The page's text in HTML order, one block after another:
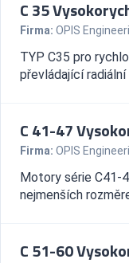
C 35
Firma: OPIS
TYP C35 pro
převládající
C 41-47
Firma: OPIS
Motory série C41-
nejmenších
C 51-60